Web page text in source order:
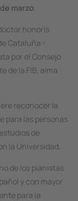
de marzo.
honoris
Cataluña -
por el Consejo
de la FIB, alma
reconocer la
para las personas
de
la Universidad.
de los pianistas
y con mayor
para la